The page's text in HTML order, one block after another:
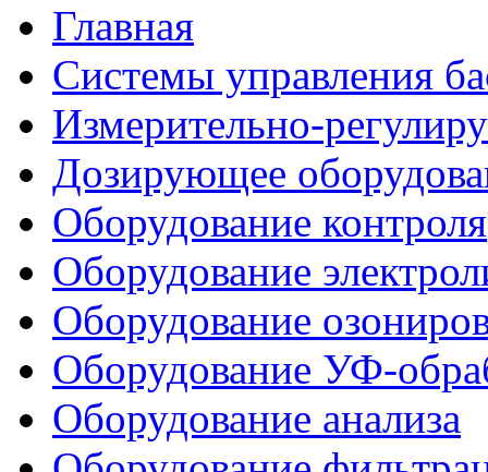
Главная
Системы управления
Измерительно-
Дозирующее
Оборудование контроля
Оборудование
Оборудование
Оборудование УФ-
Оборудование анализа